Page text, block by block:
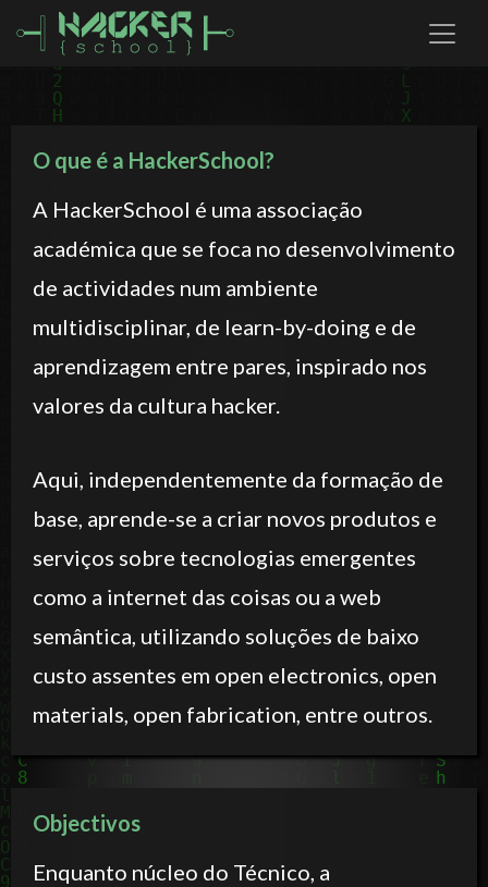
O que é a HackerSchool?
A HackerSchool é uma associação
académica que se foca no desenvolvimento
de actividades num ambiente
multidisciplinar, de learn-by-doing e de
aprendizagem entre pares, inspirado nos
valores da cultura hacker.
Aqui, independentemente da formação de
base, aprende-se a criar novos produtos e
serviços sobre tecnologias emergentes
como a internet das coisas ou a web
semântica, utilizando soluções de baixo
custo assentes em open electronics, open
materials, open fabrication, entre outros.
Objectivos
Enquanto núcleo do Técnico, a